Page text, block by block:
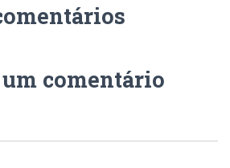
comentário